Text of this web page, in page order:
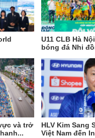
U11 CLB Hà
bóng đá Nhi
và trở
HLV Kim Sang
Việt Nam đến